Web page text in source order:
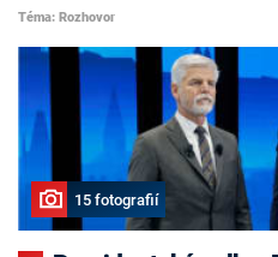
Téma: Rozhovor
15 fotografií